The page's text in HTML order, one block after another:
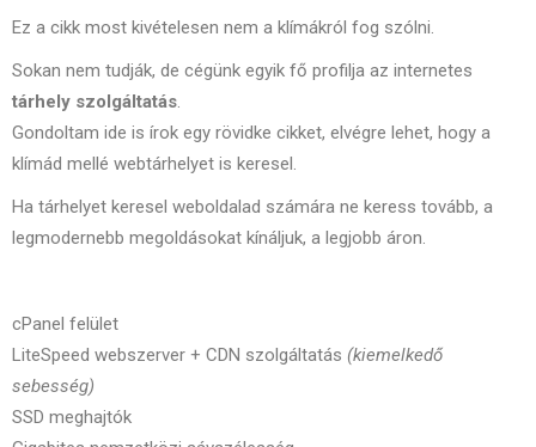
Ez a cikk most kivételesen nem a klímákról fog szólni.
Sokan nem tudják, de cégünk egyik fő profilja az internetes
tárhely szolgáltatás.
Gondoltam ide is írok egy rövidke cikket, elvégre lehet, hogy a
klímád mellé webtárhelyet is keresel.
Ha tárhelyet keresel weboldalad számára ne keress tovább, a
legmodernebb megoldásokat kínáljuk, a legjobb áron.
cPanel felület
LiteSpeed webszerver + CDN szolgáltatás (kiemelkedő
sebesség)
SSD meghajtók